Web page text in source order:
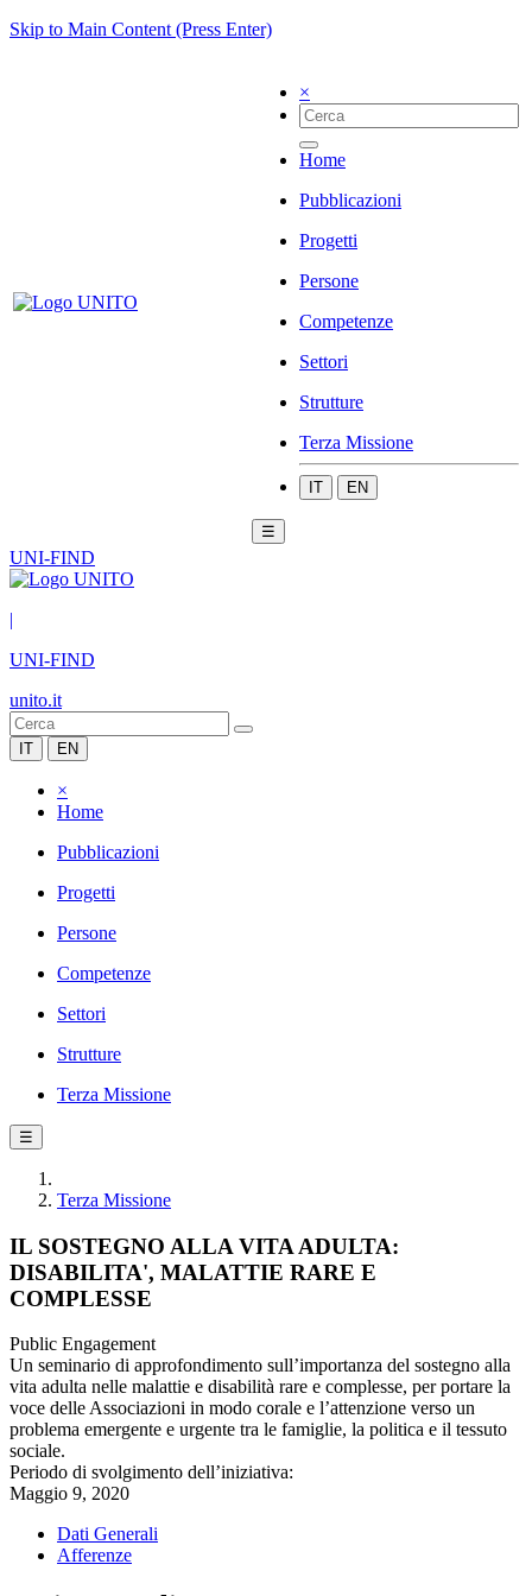
Skip to Main Content (Press Enter)
×
Home
Pubblicazioni
Progetti
Persone
Competenze
Settori
Strutture
Terza Missione
IT EN
☰
UNI-FIND
|
UNI-FIND
unito.it
IT EN
×
Home
Pubblicazioni
Progetti
Persone
Competenze
Settori
Strutture
Terza Missione
☰
Terza Missione
IL SOSTEGNO ALLA VITA ADULTA:
DISABILITA', MALATTIE RARE E
COMPLESSE
Public Engagement
Un seminario di approfondimento sull’importanza del sostegno alla
vita adulta nelle malattie e disabilità rare e complesse, per portare la
voce delle Associazioni in modo corale e l’attenzione verso un
problema emergente e urgente tra le famiglie, la politica e il tessuto
sociale.
Periodo di svolgimento dell’iniziativa:
Maggio 9, 2020
Dati Generali
Afferenze